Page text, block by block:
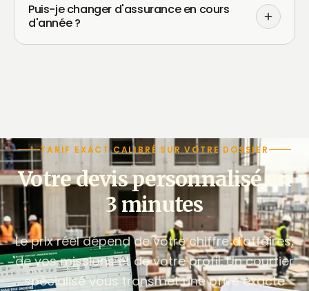
Puis-je changer d'assurance en cours
d'année ?
TARIF EXACT CALIBRÉ SUR VOTRE DOSSIER
Votre devis personnalisé en
3 minutes
Le prix réel dépend de votre chiffre d'affaires,
de vos missions et de votre profil. Un courtier
spécialisé vous transmet une offre exacte